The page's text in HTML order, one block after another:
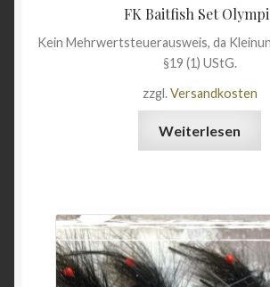
FK Baitfish Set
Kein Mehrwertsteuerausweis, da
§19 (1) UStG.
zzgl.Versandkosten
Weiterlesen